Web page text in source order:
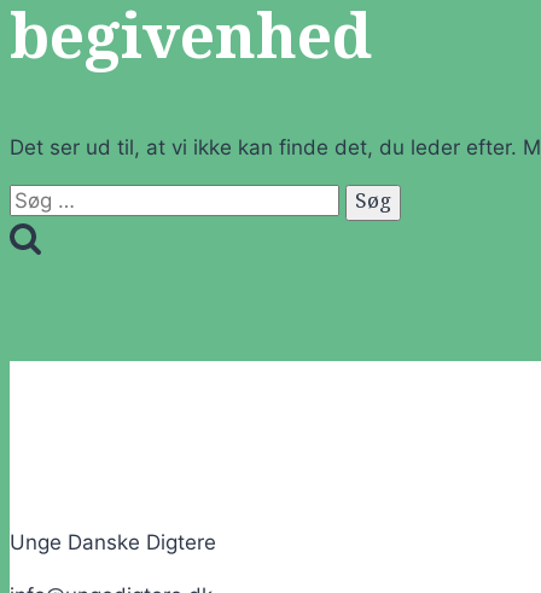
begivenhed
Det ser ud til, at vi ikke kan finde det, du leder efter.
Søg
efter:
Unge Danske Digtere